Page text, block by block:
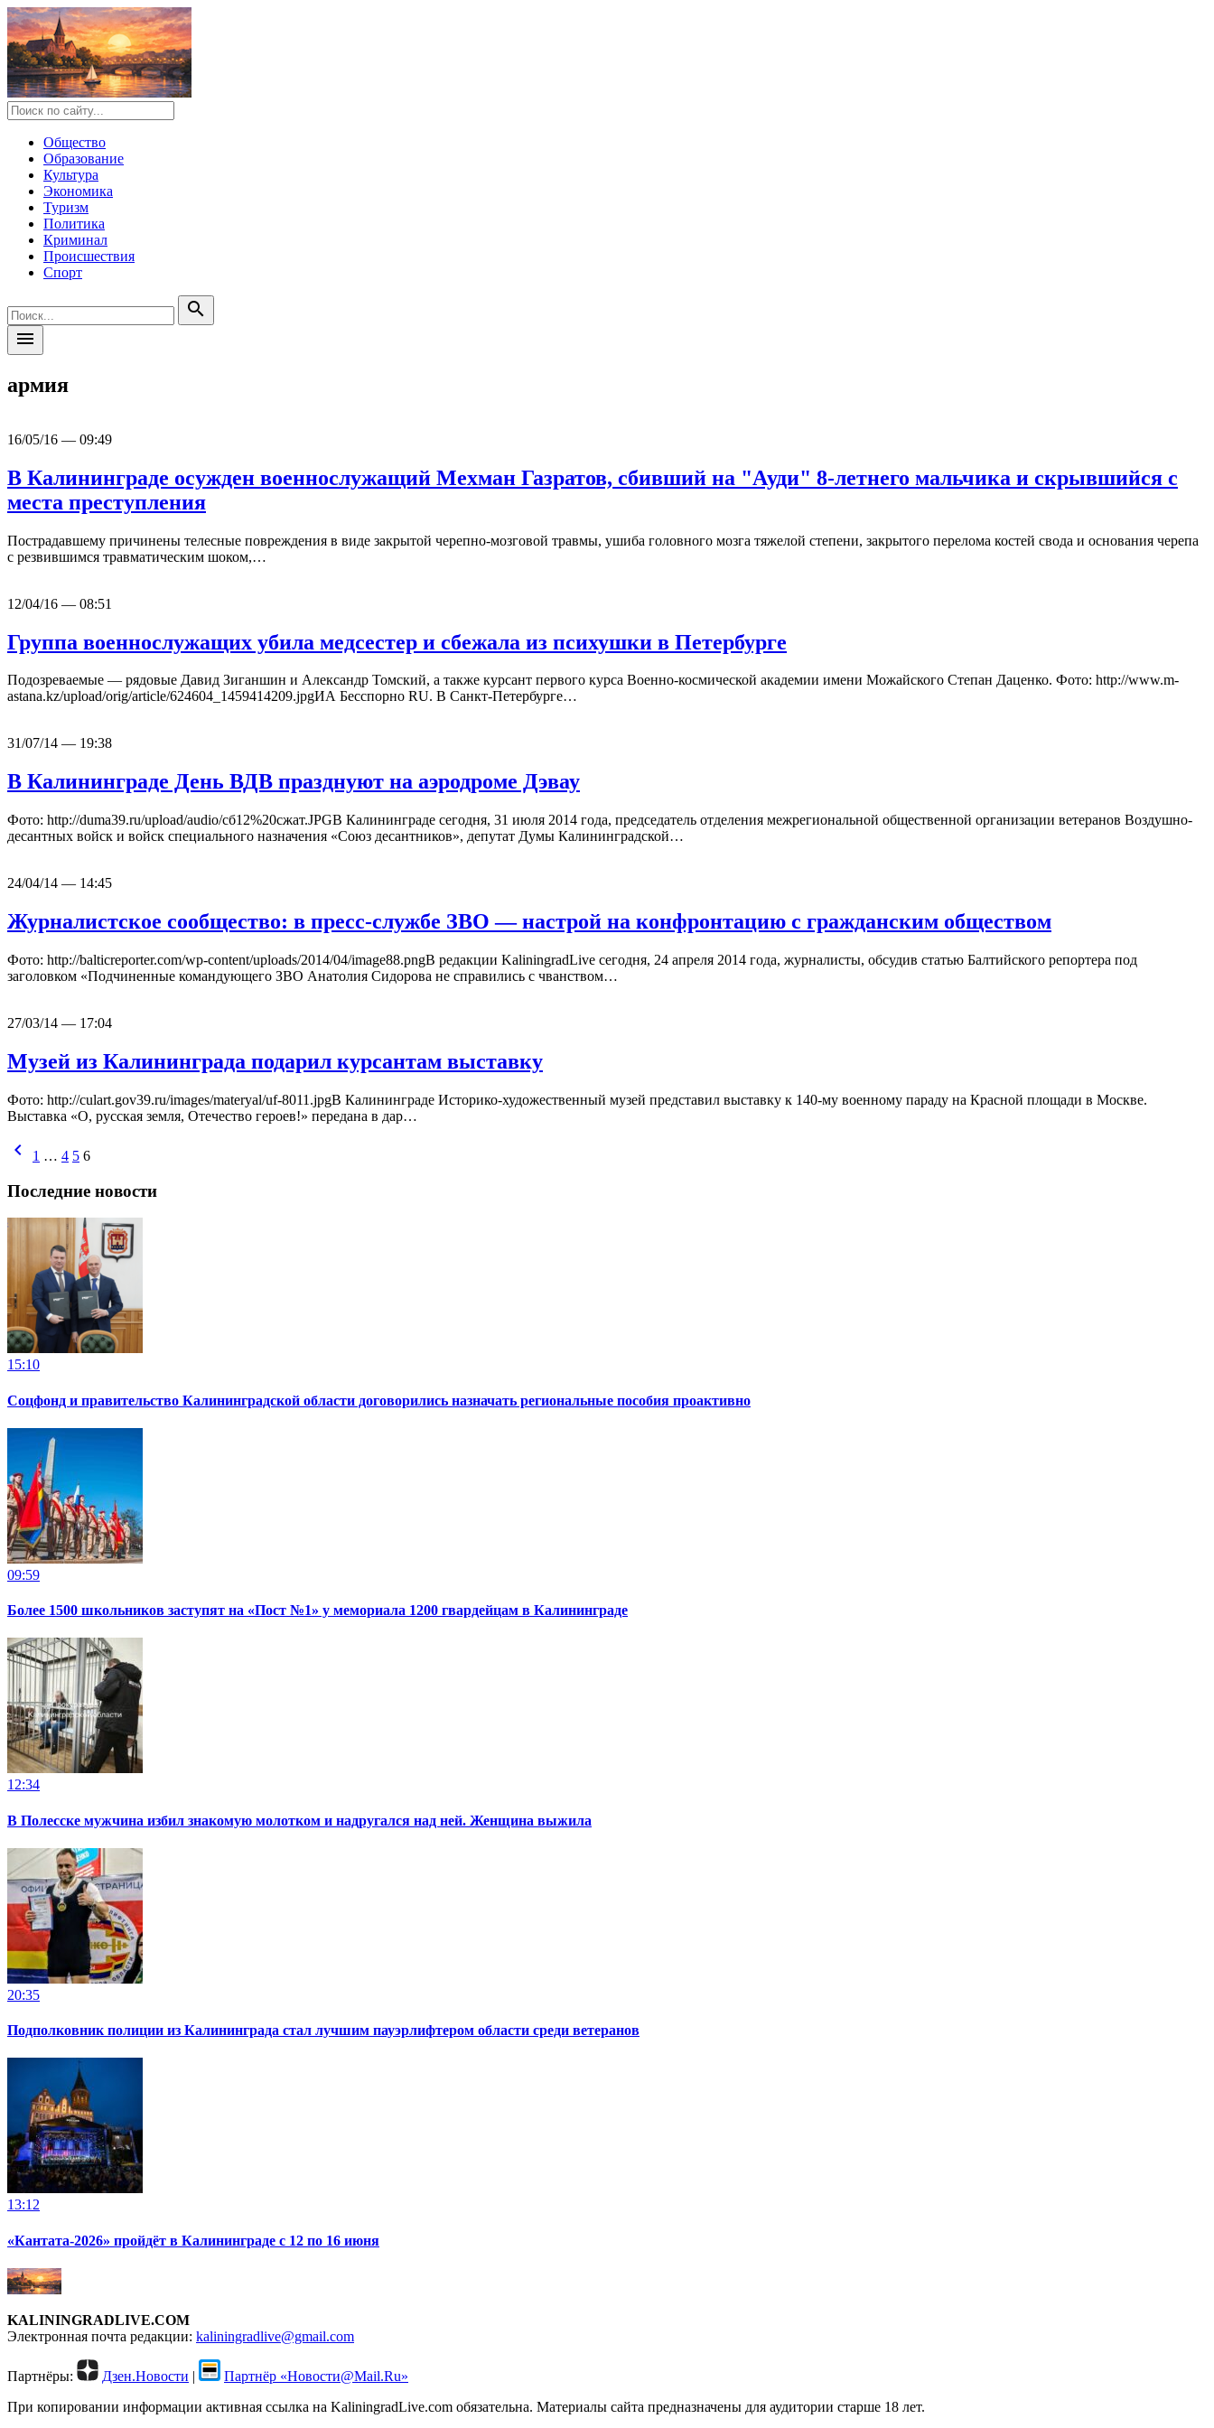
Общество
Образование
Культура
Экономика
Туризм
Политика
Криминал
Происшествия
Спорт
search
menu
армия
16/05/16 — 09:49
В Калининграде осужден военнослужащий Мехман Газратов, сбивший на "Ауди" 8-летнего мальчика и скрывшийся с
места преступления
Пострадавшему причинены телесные повреждения в виде закрытой черепно-мозговой травмы, ушиба головного мозга тяжелой степени, закрытого перелома костей свода и основания черепа
с резвившимся травматическим шоком,…
12/04/16 — 08:51
Группа военнослужащих убила медсестер и сбежала из психушки в Петербурге
Подозреваемые — рядовые Давид Зиганшин и Александр Томский, а также курсант первого курса Военно-космической академии имени Можайского Степан Даценко. Фото: http://www.m-
astana.kz/upload/orig/article/624604_1459414209.jpgИА Бесспорно RU. В Санкт-Петербурге…
31/07/14 — 19:38
В Калининграде День ВДВ празднуют на аэродроме Дэвау
Фото: http://duma39.ru/upload/audio/сб12%20сжат.JPGВ Калининграде сегодня, 31 июля 2014 года, председатель отделения межрегиональной общественной организации ветеранов Воздушно-
десантных войск и войск специального назначения «Союз десантников», депутат Думы Калининградской…
24/04/14 — 14:45
Журналистское сообщество: в пресс-службе ЗВО — настрой на конфронтацию с гражданским обществом
Фото: http://balticreporter.com/wp-content/uploads/2014/04/image88.pngВ редакции KaliningradLive сегодня, 24 апреля 2014 года, журналисты, обсудив статью Балтийского репортера под
заголовком «Подчиненные командующего ЗВО Анатолия Сидорова не справились с чванством…
27/03/14 — 17:04
Музей из Калининграда подарил курсантам выставку
Фото: http://culart.gov39.ru/images/materyal/uf-8011.jpgВ Калининграде Историко-художественный музей представил выставку к 140-му военному параду на Красной площади в Москве.
Выставка «О, русская земля, Отечество героев!» передана в дар…
chevron_left 1 … 4 5 6
Последние новости
15:10
Соцфонд и правительство Калининградской области договорились назначать региональные пособия проактивно
09:59
Более 1500 школьников заступят на «Пост №1» у мемориала 1200 гвардейцам в Калининграде
12:34
В Полесске мужчина избил знакомую молотком и надругался над ней. Женщина выжила
20:35
Подполковник полиции из Калининграда стал лучшим пауэрлифтером области среди ветеранов
13:12
«Кантата-2026» пройдёт в Калининграде с 12 по 16 июня
KALININGRADLIVE.COM
Электронная почта редакции: kaliningradlive@gmail.com
Партнёры: Дзен.Новости |
Партнёр «Новости@Mail.Ru»
При копировании информации активная ссылка на KaliningradLive.com обязательна. Материалы сайта предназначены для аудитории старше 18 лет.